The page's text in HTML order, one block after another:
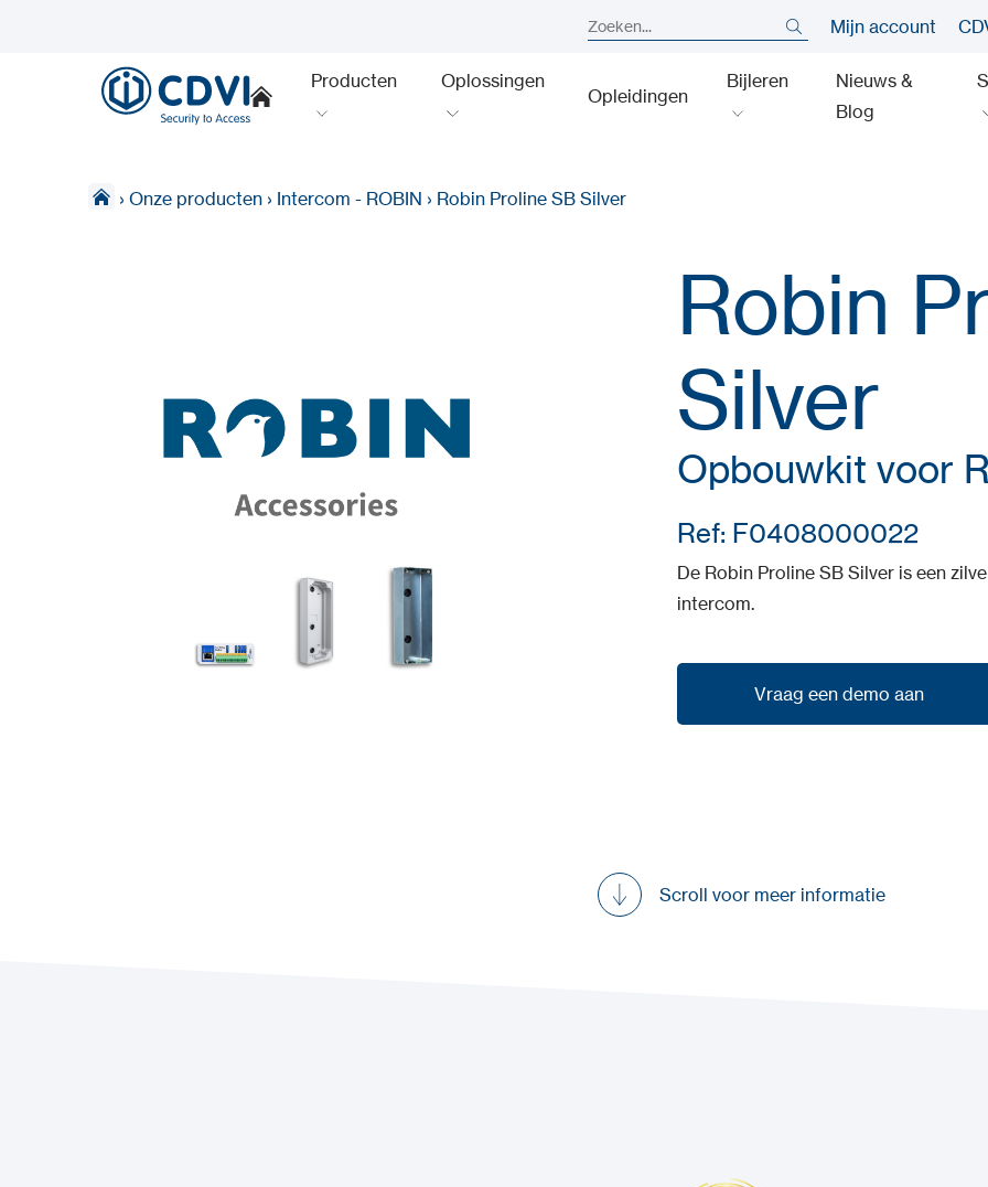
Mijn account
Producten Oplossingen
Opleidingen
Bijleren
Nieuws &
Blog
› Onze producten › Intercom - ROBIN › Robin Proline SB Silver
Robin
Silver
Opbouwkit voor
Ref: F0408000022
De Robin Proline SB Silver is een
intercom.
Vraag een demo aan
Scroll voor meer informatie